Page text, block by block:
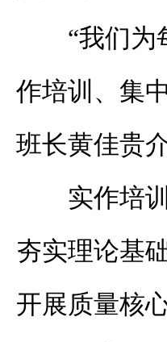
“我们为
作培训、集
班长黄佳贵
实作培
夯实理论基
开展质量核